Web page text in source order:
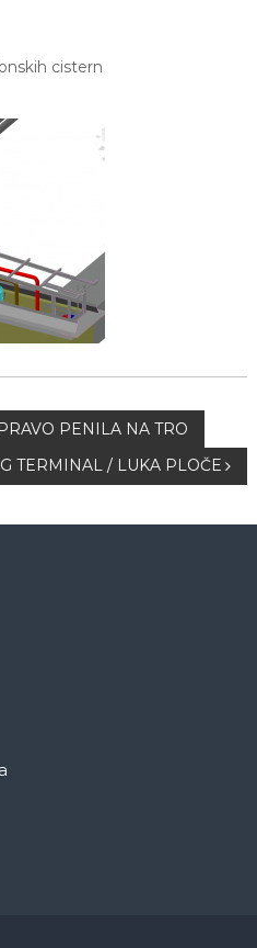
cistern
PENILA NA TRO
TERMINAL / LUKA PLOČE